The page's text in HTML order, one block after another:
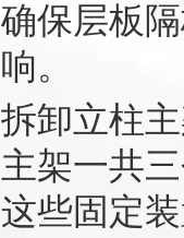
确保层板
响。
拆卸立柱
主架一共
这些固定